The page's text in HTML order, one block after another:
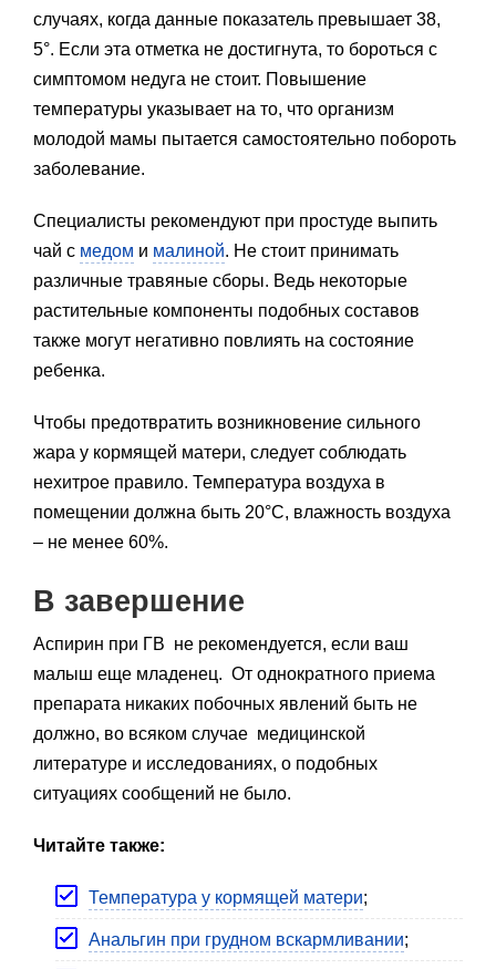
случаях, когда данные показатель превышает 38,
5°. Если эта отметка не достигнута, то бороться с
симптомом недуга не стоит. Повышение
температуры указывает на то, что организм
молодой мамы пытается самостоятельно побороть
заболевание.
Специалисты рекомендуют при простуде выпить
чай с медом и малиной. Не стоит принимать
различные травяные сборы. Ведь некоторые
растительные компоненты подобных составов
также могут негативно повлиять на состояние
ребенка.
Чтобы предотвратить возникновение сильного
жара у кормящей матери, следует соблюдать
нехитрое правило. Температура воздуха в
помещении должна быть 20°С, влажность воздуха
– не менее 60%.
В завершение
Аспирин при ГВ не рекомендуется, если ваш
малыш еще младенец. От однократного приема
препарата никаких побочных явлений быть не
должно, во всяком случае медицинской
литературе и исследованиях, о подобных
ситуациях сообщений не было.
Читайте также:
Температура у кормящей матери;
Анальгин при грудном вскармливании;